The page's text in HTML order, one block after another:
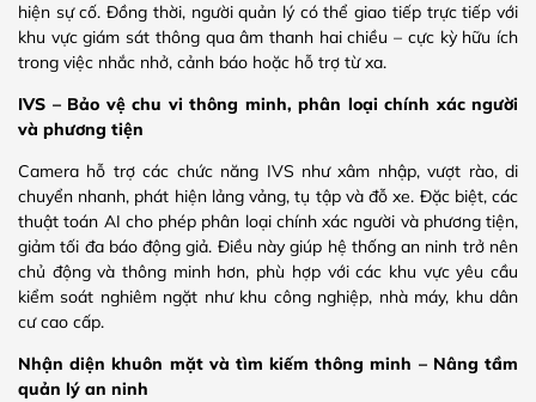
hiện sự cố. Đồng thời, người quản lý có thể giao tiếp trực tiếp với
khu vực giám sát thông qua âm thanh hai chiều – cực kỳ hữu ích
trong việc nhắc nhở, cảnh báo hoặc hỗ trợ từ xa.
IVS – Bảo vệ chu vi thông minh, phân loại chính xác người
và phương tiện
Camera hỗ trợ các chức năng IVS như xâm nhập, vượt rào, di
chuyển nhanh, phát hiện lảng vảng, tụ tập và đỗ xe. Đặc biệt, các
thuật toán AI cho phép phân loại chính xác người và phương tiện,
giảm tối đa báo động giả. Điều này giúp hệ thống an ninh trở nên
chủ động và thông minh hơn, phù hợp với các khu vực yêu cầu
kiểm soát nghiêm ngặt như khu công nghiệp, nhà máy, khu dân
cư cao cấp.
Nhận diện khuôn mặt và tìm kiếm thông minh – Nâng tầm
quản lý an ninh